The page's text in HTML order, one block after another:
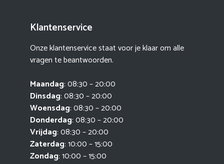
Klantenservice
Onze klantenservice staat voor je klaar om alle
vragen te beantwoorden.
Maandag: 08:30 – 20:00
Dinsdag: 08:30 – 20:00
Woensdag: 08:30 – 20:00
Donderdag: 08:30 – 20:00
Vrijdag: 08:30 – 20:00
Zaterdag: 10:00 – 15:00
Zondag: 10:00 – 15:00